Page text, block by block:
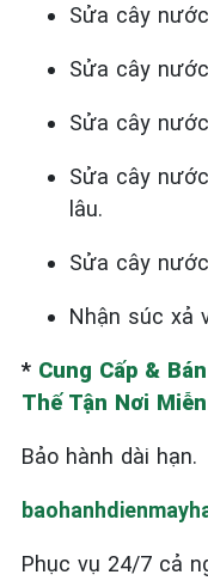
Sửa cây
Sửa cây
Sửa cây
Sửa cây
lâu.
Sửa cây
Nhận súc xả
* Cung Cấp &
Thế Tận Nơi
Bảo hành dài hạn.
Phục vụ 24/7 cả